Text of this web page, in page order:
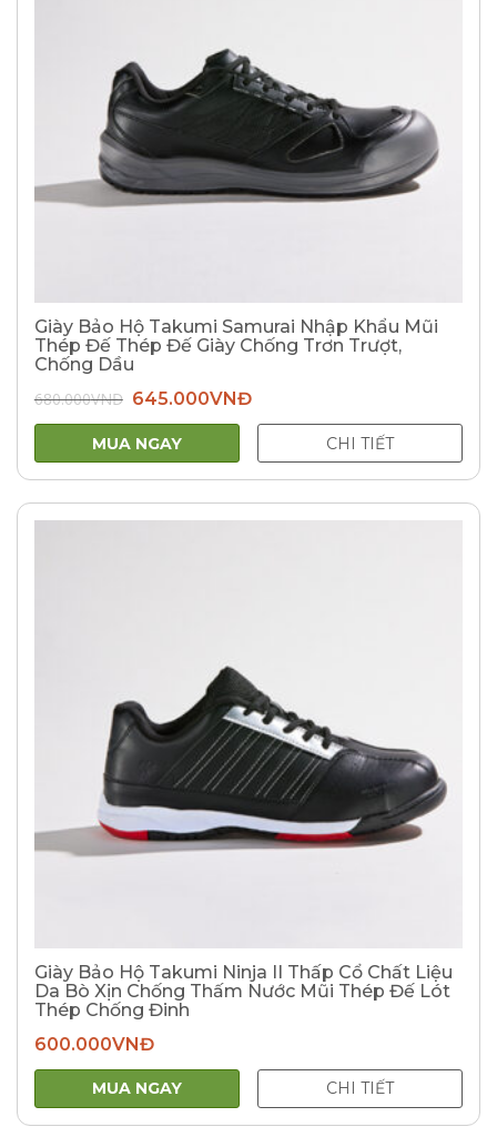
Giày Bảo Hộ Takumi Samurai Nhập Khẩu Mũi
Thép Đế Thép Đế Giày Chống Trơn Trượt,
Chống Dầu
680.000VNĐ Giá
gốc
là:
680.000VNĐ.
645.000VNĐGiá
tại
645.000VNĐ.
MUA NGAY CHI TIẾT
Giày Bảo Hộ Takumi Ninja II Thấp Cổ Chất Liệu
Da Bò Xịn Chống Thấm Nước Mũi Thép Đế Lót
Thép Chống Đinh
600.000VNĐ
MUA NGAY CHI TIẾT